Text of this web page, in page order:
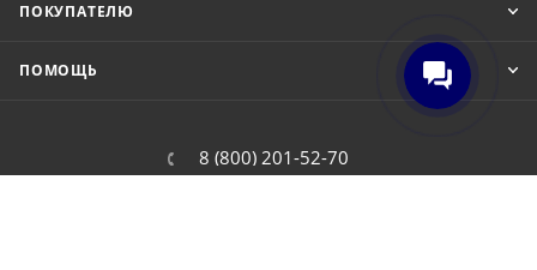
ПОКУПАТЕЛЮ
ПОМОЩЬ
8 (800) 201-52-70